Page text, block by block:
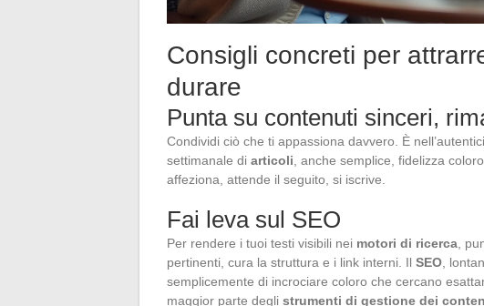
Consigli concreti per
durare
Punta su contenuti sinceri,
Condividi ciò che ti appassiona davvero. È
settimanale di articoli , anche semplice, fidelizza
affeziona, attende il seguito, si iscrive.
Fai leva sul SEO
Per rendere i tuoi testi visibili nei motori di ricerca ,
pertinenti, cura la struttura e i link interni. Il SEO ,
semplicemente di incrociare coloro che cercano
maggior parte degli strumenti di gestione dei